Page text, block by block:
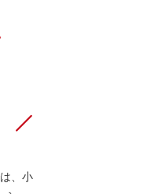
、小